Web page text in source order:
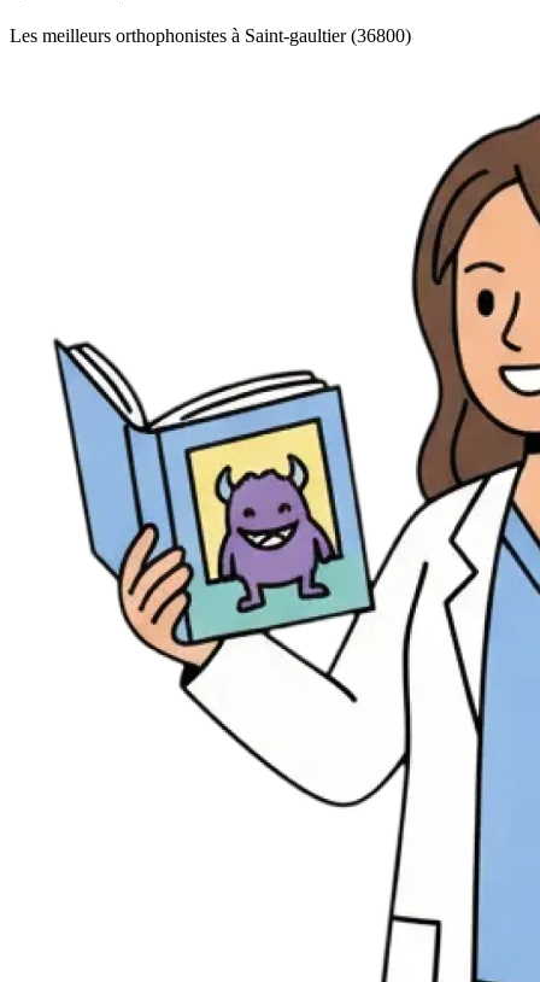
Les meilleurs orthophonistes à Saint-gaultier (36800)